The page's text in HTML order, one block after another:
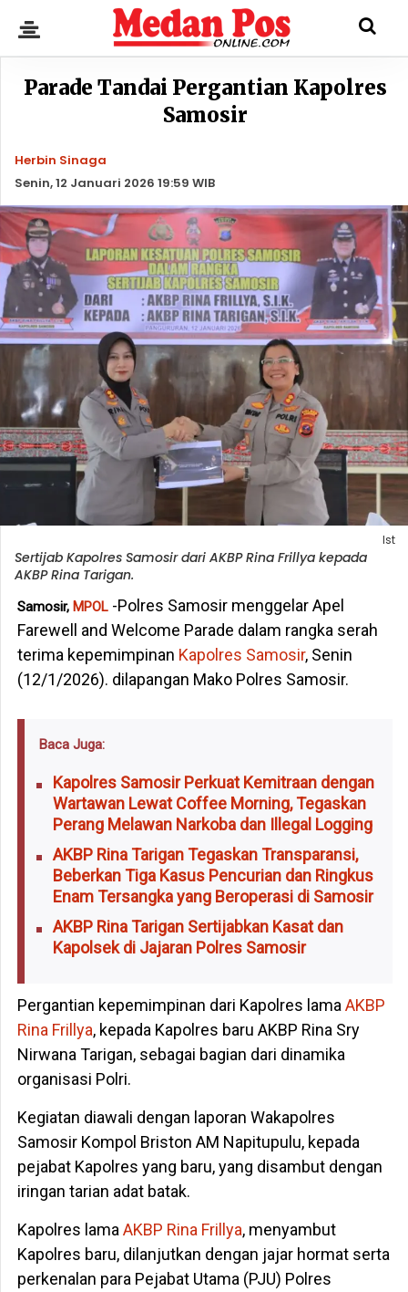
Parade Tandai Pergantian Kapolres
Samosir
Herbin Sinaga
Senin, 12 Januari 2026 19:59 WIB
Ist
Sertijab Kapolres Samosir dari AKBP Rina Frillya kepada
AKBP Rina Tarigan.
Samosir, MPOL-Polres Samosir menggelar Apel
Farewell and Welcome Parade dalam rangka serah
terima kepemimpinan Kapolres Samosir, Senin
(12/1/2026). dilapangan Mako Polres Samosir.
Baca Juga:
Kapolres Samosir Perkuat Kemitraan dengan
Wartawan Lewat Coffee Morning, Tegaskan
Perang Melawan Narkoba dan Illegal Logging
AKBP Rina Tarigan Tegaskan Transparansi,
Beberkan Tiga Kasus Pencurian dan Ringkus
Enam Tersangka yang Beroperasi di Samosir
AKBP Rina Tarigan Sertijabkan Kasat dan
Kapolsek di Jajaran Polres Samosir
Pergantian kepemimpinan dari Kapolres lama AKBP
Rina Frillya, kepada Kapolres baru AKBP Rina Sry
Nirwana Tarigan, sebagai bagian dari dinamika
organisasi Polri.
Kegiatan diawali dengan laporan Wakapolres
Samosir Kompol Briston AM Napitupulu, kepada
pejabat Kapolres yang baru, yang disambut dengan
iringan tarian adat batak.
Kapolres lama AKBP Rina Frillya, menyambut
Kapolres baru, dilanjutkan dengan jajar hormat serta
perkenalan para Pejabat Utama (PJU) Polres